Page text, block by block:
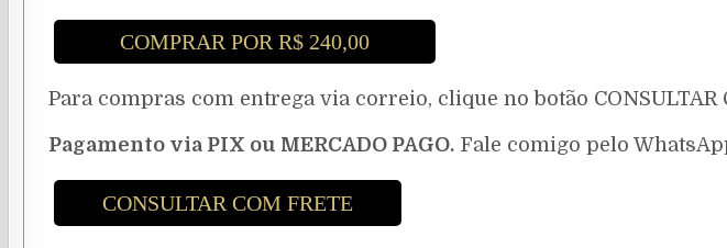
COMPRAR POR R$ 240,00
Para compras com entrega via correio, clique no botão CONSULTAR
Pagamento via PIX ou MERCADO PAGO.Fale comigo pelo
CONSULTAR COM FRETE